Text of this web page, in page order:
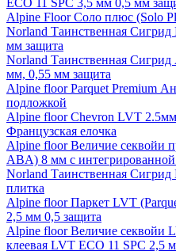
ECO 11 SPC 3,5 мм 0,5 мм
Alpine Floor Соло плюс (Solo
Norland Таинственная
мм защита
Norland Таинственная
мм, 0,55 мм защита
Alpine floor Parquet Premium
подложкой
Alpine floor Chevron LVT
Французская елочка
Alpine floor Величие секвойи
ABA) 8 мм с
Norland Таинственная
плитка
Alpine floor Паркет LVT
2,5 мм 0,5 защита
Alpine floor Величие секвойи
клеевая LVT ECO 11 SPC 2,5